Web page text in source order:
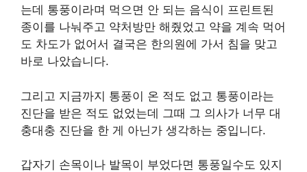
는데 통풍이라며 먹으면 안 되는 음식이 프린트된
종이를 나눠주고 약처방만 해줬었고 약을 계속 먹어
도 차도가 없어서 결국은 한의원에 가서 침을 맞고
바로 나았습니다.
그리고 지금까지 통풍이 온 적도 없고 통풍이라는
진단을 받은 적도 없었는데 그때 그 의사가 너무 대
충대충 진단을 한 게 아닌가 생각하는 중입니다.
갑자기 손목이나 발목이 부었다면 통풍일수도 있지